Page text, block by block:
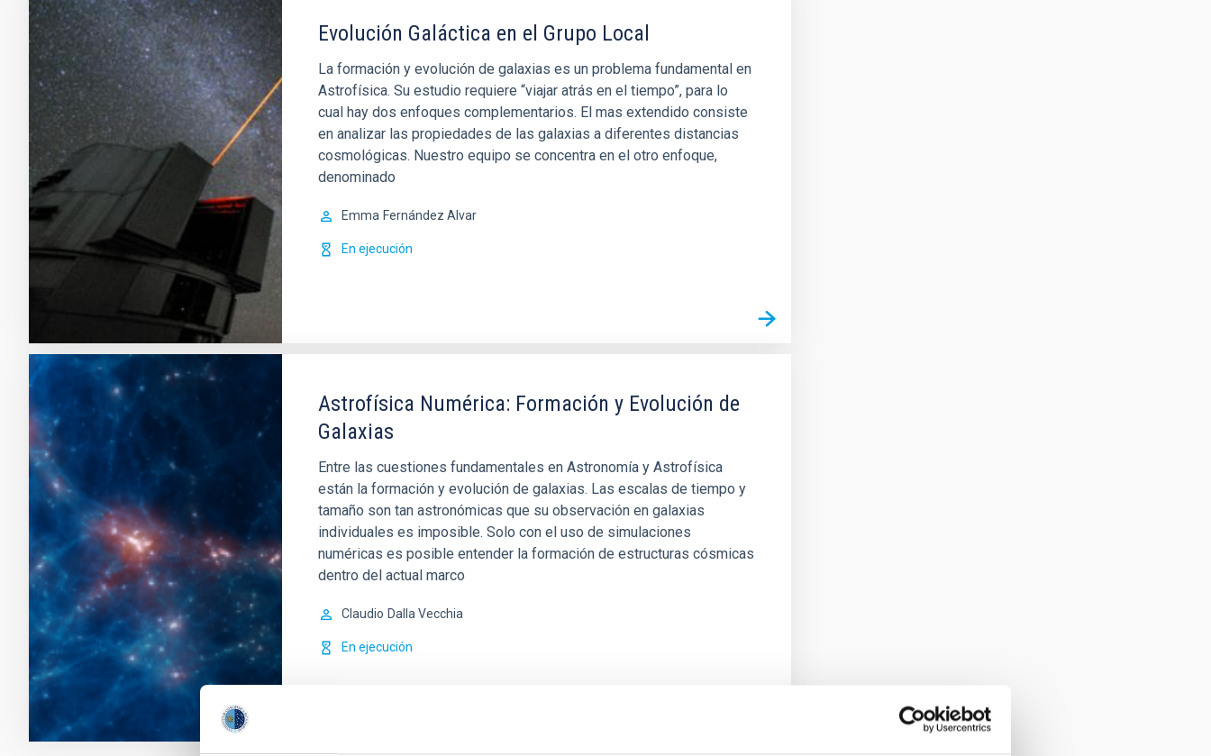
Evolución Galáctica en el Grupo Local
La formación y evolución de galaxias es un problema fundamental en
Astrofísica. Su estudio requiere “viajar atrás en el tiempo”, para lo
cual hay dos enfoques complementarios. El mas extendido consiste
en analizar las propiedades de las galaxias a diferentes distancias
cosmológicas. Nuestro equipo se concentra en el otro enfoque,
denominado
Emma Fernández Alvar
En ejecución
Astrofísica Numérica: Formación y Evolución de
Galaxias
Entre las cuestiones fundamentales en Astronomía y Astrofísica
están la formación y evolución de galaxias. Las escalas de tiempo y
tamaño son tan astronómicas que su observación en galaxias
individuales es imposible. Solo con el uso de simulaciones
numéricas es posible entender la formación de estructuras cósmicas
dentro del actual marco
Claudio Dalla Vecchia
En ejecución